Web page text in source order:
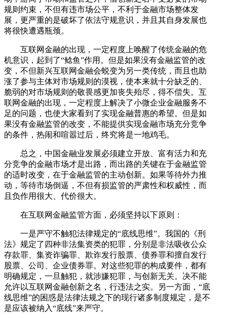
规则约束，不但有违市场公平，不利于金融市场整体发
展，更严重的是破坏了依法守规意识，并且其自身发展也
将很快遭遇瓶颈。
互联网金融的出现，一定程度上唤醒了传统金融的危
机意识，起到了“鲶鱼”作用。但是如果没有金融监管的改
变，不但新兴互联网金融会蜕变为另一类传统，而且也助
涨了参与主体对市场规则的漠视，使本来就十分缺乏的、
脆弱的对市场规则的敬畏感更加丧失殆尽，得不偿失。互
联网金融的出现，一定程度上解决了小微企业金融服务不
足的问题，也使大家看到了实现金融普惠的希望。但是如
果没有金融监管的改变，不能提供实现金融市场充分竞争
的条件，热闹和喧嚣过后，终究将是一地鸡毛。
总之，中国金融业发展必须建立开放、富有活力和充
分竞争的金融市场才是出路，而出路的关键在于金融监管
的适时改变，在于金融监管的主动创新。如果等待外力推
动，等待市场倒逼，不但有损监管的严肃性和权威性，而
且负作用很大、代价很大。
在互联网金融监管方面，必须坚持以下原则：
一是严守不触犯法律规定的“底线思维”。我国的《刑
法》规定了四种非法集资类的犯罪，分别是非法吸收公众
存款罪、集资诈骗罪、欺诈发行股票、债券罪和擅自发行
股票、公司、企业债券罪。对这些犯罪的构成要件，都有
明确规定，一旦触犯，就涉嫌犯罪，与创新无关。决不能
允许以互联网金融创新之名，行违法之实。另一方面，“底
线思维”的困惑是法律法规之下的现行诸多制度规定，是不
是应该被纳入“底线”来严守。